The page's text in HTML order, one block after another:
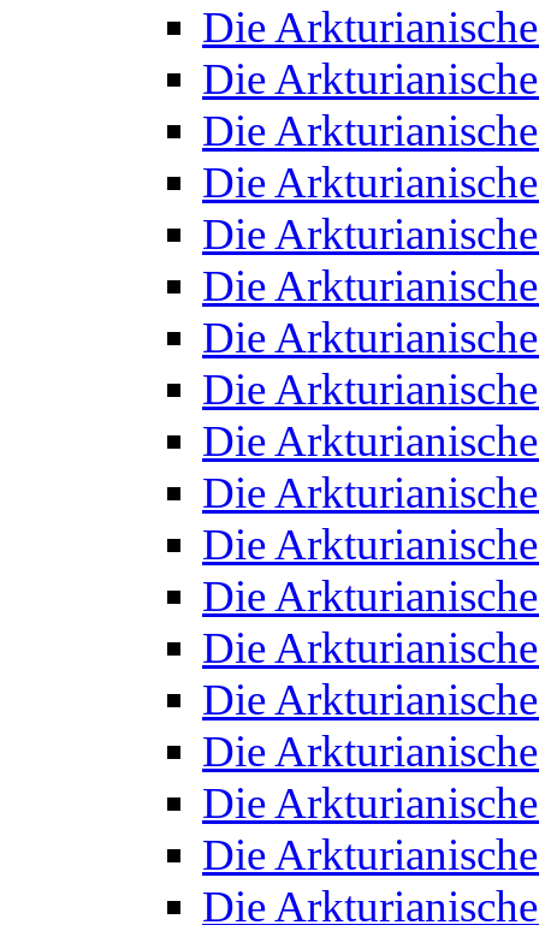
Die
Die
Die
Die
Die
Die
Die
Die
Die
Die
Die
Die
Die
Die
Die
Die
Die
Die